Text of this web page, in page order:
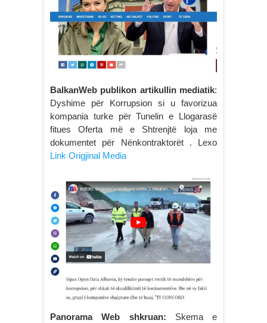
BalkanWeb publikon artikullin mediatik:
Dyshime për Korrupsion si u favorizua
kompania turke për Tunelin e Llogarasë
fitues Oferta më e Shtrenjtë loja me
dokumentet për Nënkontraktorët . Lexo
Link Origjinal Media
Panorama Web shkruan: Skema e